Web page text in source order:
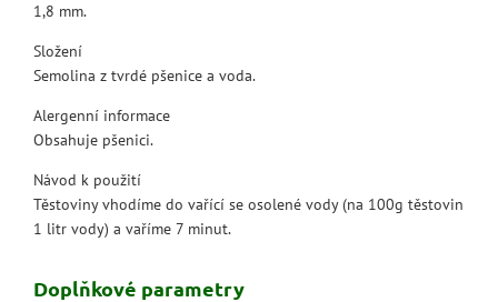
1,8 mm.
Složení
Semolina z tvrdé pšenice a voda.
Alergenní informace
Obsahuje pšenici.
Návod k použití
Těstoviny vhodíme do vařící se osolené vody (na 100g těstovin
1 litr vody) a vaříme 7 minut.
Doplňkové parametry